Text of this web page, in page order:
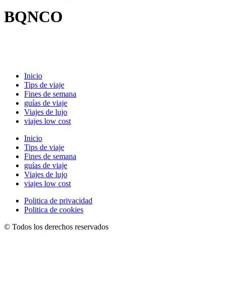
BQNCO
Inicio
Tips de viaje
Fines de semana
guías de viaje
Viajes de lujo
viajes low cost
Inicio
Tips de viaje
Fines de semana
guías de viaje
Viajes de lujo
viajes low cost
Politica de privacidad
Politica de cookies
© Todos los derechos reservados